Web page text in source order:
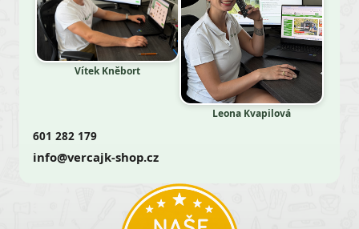
Vítek Kněbort
Leona Kvapilová
601 282 179
info@vercajk-shop.cz